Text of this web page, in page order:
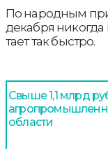
По народным
декабря никогда
тает так быстро.
Свыше 1,1 млрд
области